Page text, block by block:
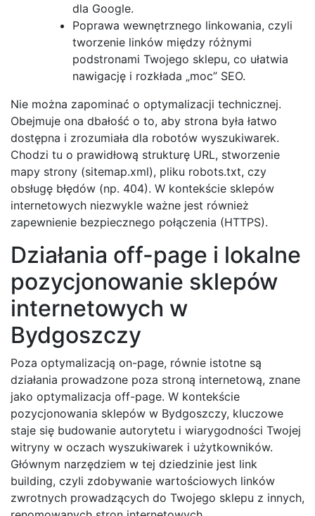
dla Google.
Poprawa wewnętrznego linkowania, czyli
tworzenie linków między różnymi
podstronami Twojego sklepu, co ułatwia
nawigację i rozkłada „moc” SEO.
Nie można zapominać o optymalizacji technicznej.
Obejmuje ona dbałość o to, aby strona była łatwo
dostępna i zrozumiała dla robotów wyszukiwarek.
Chodzi tu o prawidłową strukturę URL, stworzenie
mapy strony (sitemap.xml), pliku robots.txt, czy
obsługę błędów (np. 404). W kontekście sklepów
internetowych niezwykle ważne jest również
zapewnienie bezpiecznego połączenia (HTTPS).
Działania off-page i lokalne
pozycjonowanie sklepów
internetowych w
Bydgoszczy
Poza optymalizacją on-page, równie istotne są
działania prowadzone poza stroną internetową, znane
jako optymalizacja off-page. W kontekście
pozycjonowania sklepów w Bydgoszczy, kluczowe
staje się budowanie autorytetu i wiarygodności Twojej
witryny w oczach wyszukiwarek i użytkowników.
Głównym narzędziem w tej dziedzinie jest link
building, czyli zdobywanie wartościowych linków
zwrotnych prowadzących do Twojego sklepu z innych,